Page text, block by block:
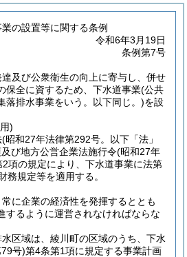
の設置等に関する条例
令和6年3月19日
条例第7号
及び公衆衛生の向上に寄与し、併せ
保全に資するため、下水道事業(公共
落排水事業をいう。以下同じ。)を設
)
(昭和27年法律第292号。以下「法」
び地方公営企業法施行令(昭和27年
2項の規定により、下水道事業に法第
務規定等を適用する。
に企業の経済性を発揮するととも
するように運営されなければならな
区域は、綾川町の区域のうち、下水
号)第4条第1項に規定する事業計画